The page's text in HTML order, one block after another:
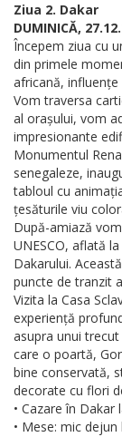
Ziua 2. Dakar
DUMINICĂ,
Începem ziua cu
din primele
africană,
Vom traversa
al orașului, vom
impresionante
Monumentul
senegaleze,
tabloul cu
țesăturile viu
După-amiază
UNESCO, aflată
Dakarului.
puncte de tranzit
Vizita la Casa
experiență
asupra unui
care o poartă,
bine conservată,
decorate cu flori
• Cazare în
• Mese: mic dejun